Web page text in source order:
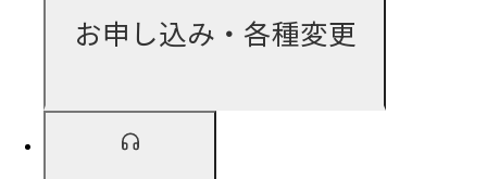
お申し込み・各種変更